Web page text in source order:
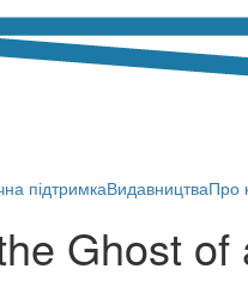
підтримкаВидавництваПро
Ghost of